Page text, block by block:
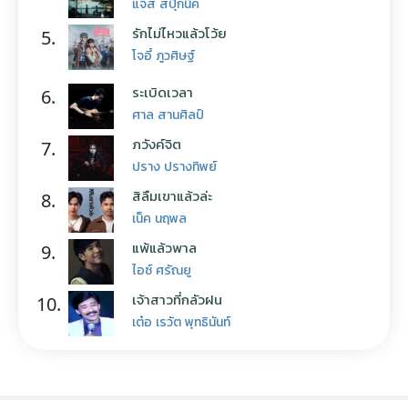
5. รักไม่ไหวแล้วโว้ย
โจอี้ ภูวศิษฐ์
6. ระเบิดเวลา
ศาล สานศิลป์
7. ภวังค์จิต
ปราง ปรางทิพย์
8. สิลืมเขาแล้วล่ะ
เน็ค นฤพล
9. แพ้แล้วพาล
ไอซ์ ศรัณยู
10. เจ้าสาวที่กลัวฝน
เต๋อ เรวัต พุทธินันท์